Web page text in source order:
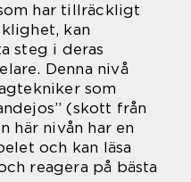
har tillräckligt
kan
steg i deras
Denna nivå
som
(skott från
här nivån har en
och kan läsa
reagera på bästa